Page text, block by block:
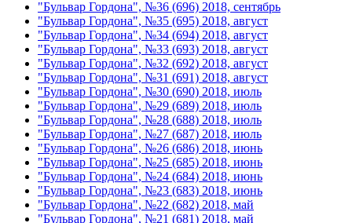
"Бульвар Гордона", №36 (696) 2018, сентябрь
"Бульвар Гордона", №35 (695) 2018, август
"Бульвар Гордона", №34 (694) 2018, август
"Бульвар Гордона", №33 (693) 2018, август
"Бульвар Гордона", №32 (692) 2018, август
"Бульвар Гордона", №31 (691) 2018, август
"Бульвар Гордона", №30 (690) 2018, июль
"Бульвар Гордона", №29 (689) 2018, июль
"Бульвар Гордона", №28 (688) 2018, июль
"Бульвар Гордона", №27 (687) 2018, июль
"Бульвар Гордона", №26 (686) 2018, июнь
"Бульвар Гордона", №25 (685) 2018, июнь
"Бульвар Гордона", №24 (684) 2018, июнь
"Бульвар Гордона", №23 (683) 2018, июнь
"Бульвар Гордона", №22 (682) 2018, май
"Бульвар Гордона", №21 (681) 2018, май